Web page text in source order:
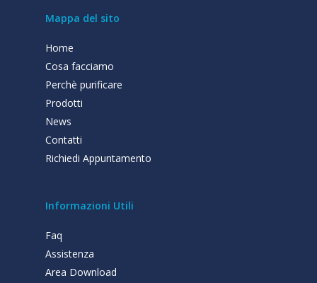
Mappa del sito
Home
Cosa facciamo
Perchè purificare
Prodotti
News
Contatti
Richiedi Appuntamento
Informazioni Utili
Faq
Assistenza
Area Download